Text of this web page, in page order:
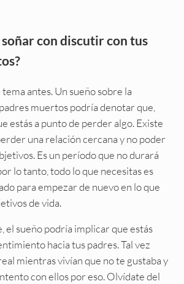
con discutir con tus
antes. Un sueño sobre la
muertos podría denotar que,
estás a punto de perder algo. Existe
una relación cercana y no poder
Es un período que no durará
lo tanto, todo lo que necesitas es
para empezar de nuevo en lo que
de vida.
sueño podría implicar que estás
hacia tus padres. Tal vez
mientras vivían que no te gustaba y
con ellos por eso. Olvídate del